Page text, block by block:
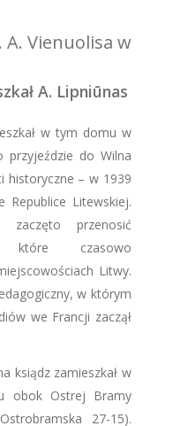
Vienuolisa w
A. Lipniūnas
w tym domu w
przyjeździe do Wilna
historyczne – w 1939
Republice Litewskiej.
przenosić
które czasowo
Litwy.
w którym
we Francji zaczął
ksiądz zamieszkał w
obok Ostrej Bramy
27-15).